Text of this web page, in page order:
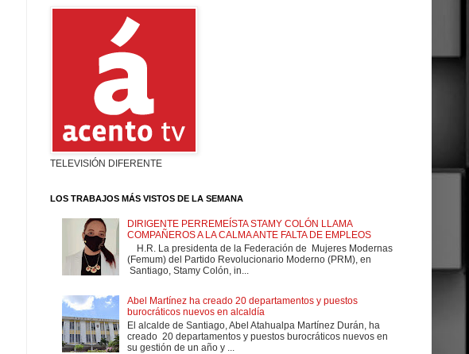
TELEVISIÓN DIFERENTE
LOS TRABAJOS MÁS VISTOS DE LA SEMANA
DIRIGENTE PERREMEÍSTA STAMY COLÓN LLAMA
COMPAÑEROS A LA CALMA ANTE FALTA DE EMPLEOS
H.R. La presidenta de la Federación de Mujeres Modernas
(Femum) del Partido Revolucionario Moderno (PRM), en
Santiago, Stamy Colón, in...
Abel Martínez ha creado 20 departamentos y puestos
burocráticos nuevos en alcaldía
El alcalde de Santiago, Abel Atahualpa Martínez Durán, ha
creado 20 departamentos y puestos burocráticos nuevos en
su gestión de un año y ...